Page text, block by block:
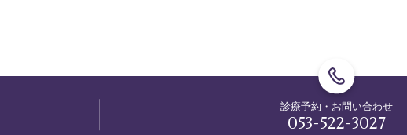
診療予約・お問い合わせ
053-522-3027